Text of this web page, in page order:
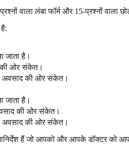
वाला लंबा फॉर्म और 15-प्रश्नों वाला
है:
जाता है।
ओर संकेत।
अवसाद की ओर संकेत।
जाता है।
की ओर संकेत।
अवसाद की ओर संकेत।
हैं जो आपको और आपके डॉक्टर को